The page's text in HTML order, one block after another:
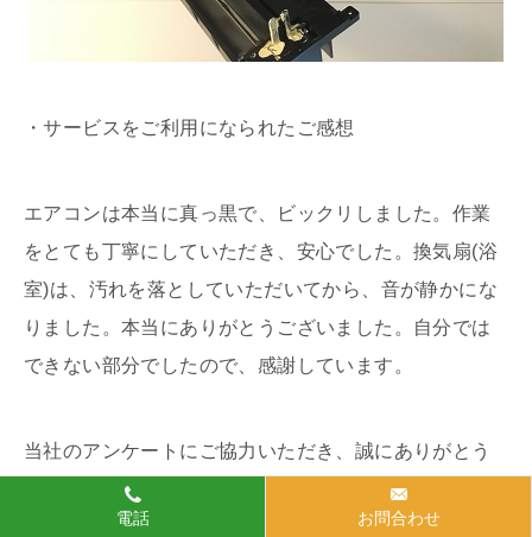
・サービスをご利用になられたご感想
エアコンは本当に真っ黒で、ビックリしました。作業
をとても丁寧にしていただき、安心でした。換気扇(浴
室)は、汚れを落としていただいてから、音が静かにな
りました。本当にありがとうございました。自分では
できない部分でしたので、感謝しています。
当社のアンケートにご協力いただき、誠にありがとう
ございました。
電話 お問合わせ